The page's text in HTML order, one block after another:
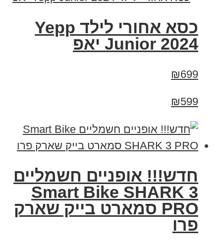
כסא אחורי לילד Yepp
Junior 2024 יאפ
₪699
₪599
חדש!!! אופניים חשמליים
Smart Bike SHARK 3
PRO סמארט בייק שארק
פרו